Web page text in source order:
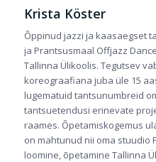
Krista Köster
Õppinud jazzi ja kaasaegset
ja Prantsusmaal Offjazz
Tallinna Ülikoolis. Tegutsev
koreograafiana juba üle 15
lugematuid tantsunumbreid
tantsuetendusi erinevate
raames. Õpetamiskogemus
on mahtunud nii oma stuudio
loomine, õpetamine Tallinna